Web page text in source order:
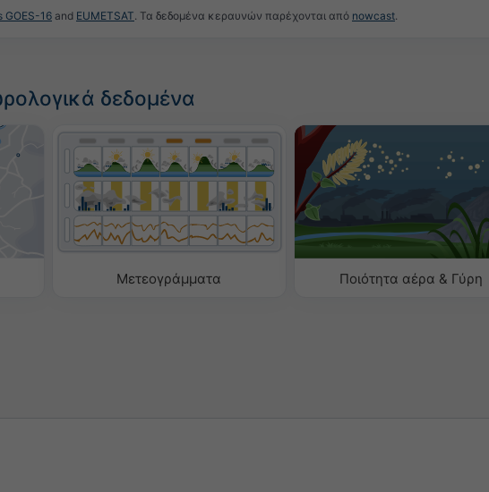
GOES-16 and EUMETSAT. Τα δεδομένα κεραυνών παρέχονται από nowcast.
δεδομένα
Μετεογράμματα Ποιότητα αέρα & Γύρη